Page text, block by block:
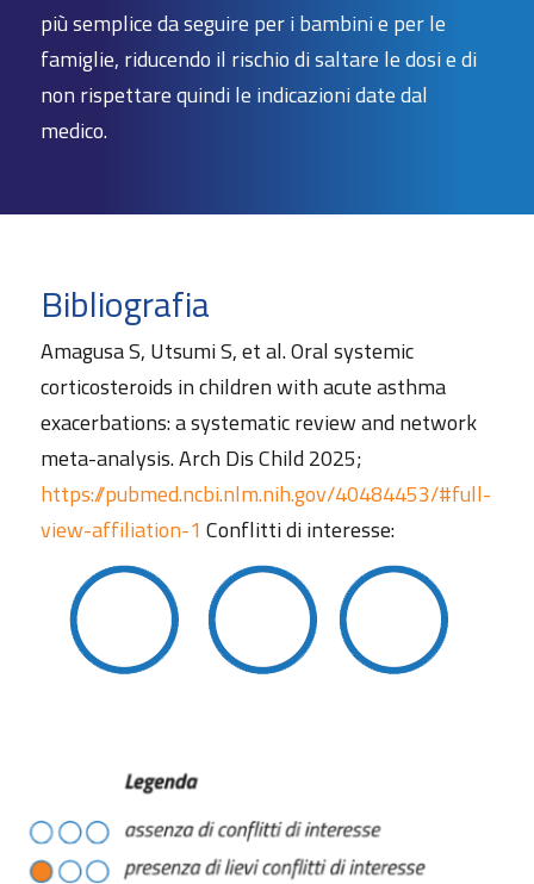
più semplice da seguire per i bambini e per le
famiglie, riducendo il rischio di saltare le dosi e di
non rispettare quindi le indicazioni date dal
medico.
Bibliografia
Amagusa S, Utsumi S, et al. Oral systemic
corticosteroids in children with acute asthma
exacerbations: a systematic review and network
meta-analysis. Arch Dis Child 2025;
https://pubmed.ncbi.nlm.nih.gov/40484453/#full-
view-affiliation-1 Conflitti di interesse: